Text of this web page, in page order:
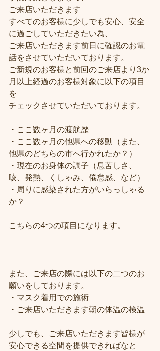
ご来店いただきます
すべてのお客様に少しでも安心、安全
に過ごしていただきたい為、
ご来店いただきます前日に確認のお電
話をさせていただいております。
ご新規のお客様と前回のご来店より3か
月以上経過のお客様対象に以下の項目
を
チェックさせていただいております。
・ここ数ヶ月の渡航歴
・ここ数ヶ月の他県への移動（また、
他県のどちらの市へ行かれたか？）
・現在のお身体の調子（息苦しさ、
咳、発熱、くしゃみ、倦怠感、など）
・周りに感染された方がいらっしゃる
か？
こちらの4つの項目になります。
また、ご来店の際には以下の二つのお
願いをしております。
・マスク着用での施術
・ご来店いただきます朝の体温の検温
少しでも、ご来店いただきます皆様が
安心できる空間を提供できればなと